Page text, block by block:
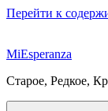
Перейти к
MiEsperanza
Старое, Редкое,